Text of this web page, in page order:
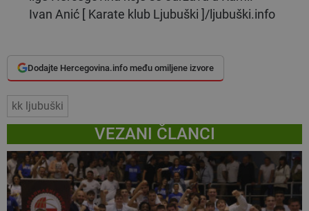
Ivan Anić [ Karate klub Ljubuški ]/ljubuški.info
Dodajte Hercegovina.info među omiljene izvore
kk ljubuški
VEZANI ČLANCI